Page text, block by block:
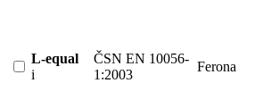
L-equal
i
ČSN EN 10056-
1:2003
Ferona